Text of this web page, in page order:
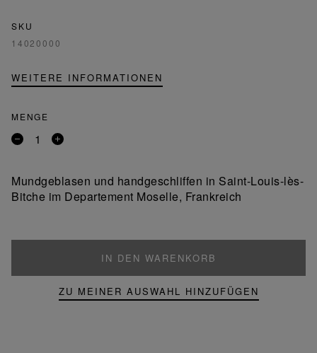
SKU
14020000
WEITERE INFORMATIONEN
MENGE
Entfernen
Produkt
Ein
Mundgeblasen und handgeschliffen in Saint-Louis-lès-
Bitche im Departement Moselle, Frankreich
IN DEN WARENKORB
ZU MEINER AUSWAHL HINZUFÜGEN